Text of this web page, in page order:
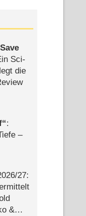
Sci-
die
:
–
​27:
&